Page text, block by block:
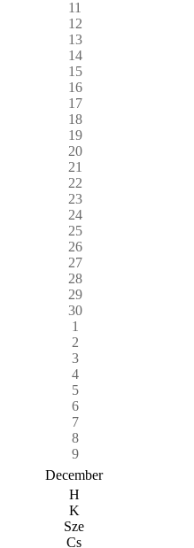
11
12
13
14
15
16
17
18
19
20
21
22
23
24
25
26
27
28
29
30
1
2
3
4
5
6
7
8
9
December
H
K
Sze
Cs